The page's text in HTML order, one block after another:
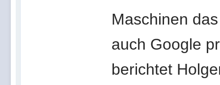
Maschinen
auch Google
berichtet